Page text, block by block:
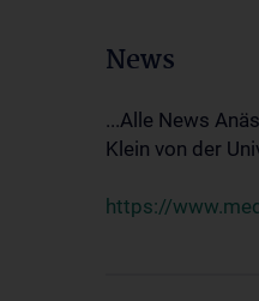
News
...Alle News
Klein von der
https://